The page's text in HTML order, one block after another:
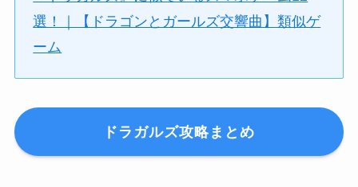
選！｜【ドラゴンとガールズ交響曲】類似ゲ
ーム
ドラガルズ攻略まとめ